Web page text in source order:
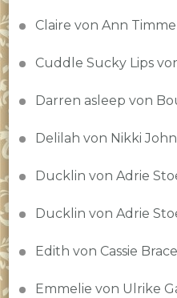
Claire von Ann
Cuddle Sucky Lips
Darren asleep von
Delilah von Nikki
Ducklin von Adrie
Ducklin von Adrie
Edith von Cassie Brace
Emmelie von Ulrike